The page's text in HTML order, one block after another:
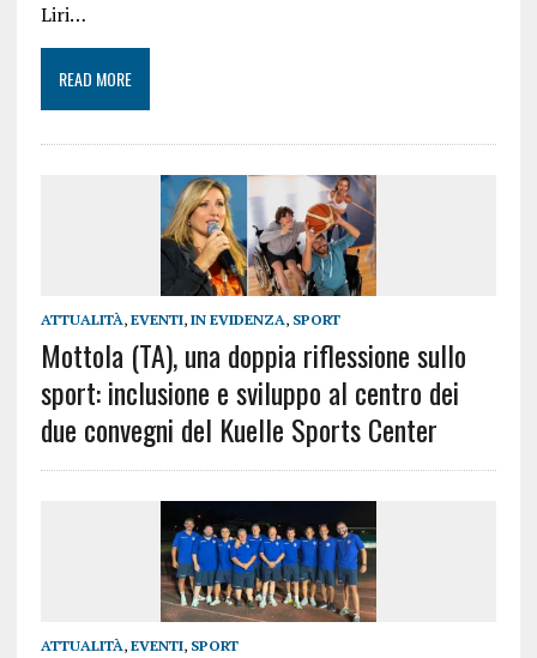
Liri…
READ MORE
ATTUALITÀ, EVENTI, IN EVIDENZA, SPORT
Mottola (TA), una doppia riflessione sullo
sport: inclusione e sviluppo al centro dei
due convegni del Kuelle Sports Center
ATTUALITÀ, EVENTI, SPORT